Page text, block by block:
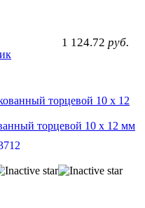
1 124.72 руб.
торцевой 10 х 12 мм